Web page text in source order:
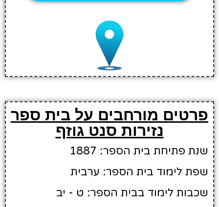
פרטים מורחבים על בית ספר
נזירות סנט גוזף
שנת פתיחת בית הספר: 1887
שפת לימוד בית הספר: ערבית
שכבות לימוד בבית הספר: ט - יב